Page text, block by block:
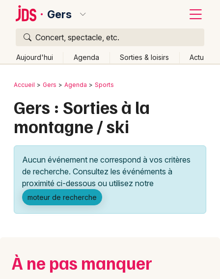
Gers
Concert, spectacle, etc.
Aujourd'hui Agenda Sorties & loisirs Actu
Publier un événement
Grands événements
Activité & Expérience
Manifestations
Foires & salons
Concerts
Bordeaux
Colmar
Lille
Lyon
Marseille
Mulhouse
Nice
Retour
Accueil Gers Agenda Sports
Gers : Sorties à la
montagne / ski
Aucun événement ne correspond à vos critères
de recherche. Consultez les événéments à
proximité ci-dessous ou utilisez notre
moteur de recherche
À ne pas manquer
Quoi ?
Où ?
Changer de lieu
Quand ?
Aujourd'hui
Demain Ce week-end Autre